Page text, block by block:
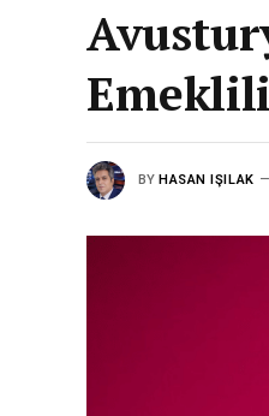
BY HASAN IŞILAK